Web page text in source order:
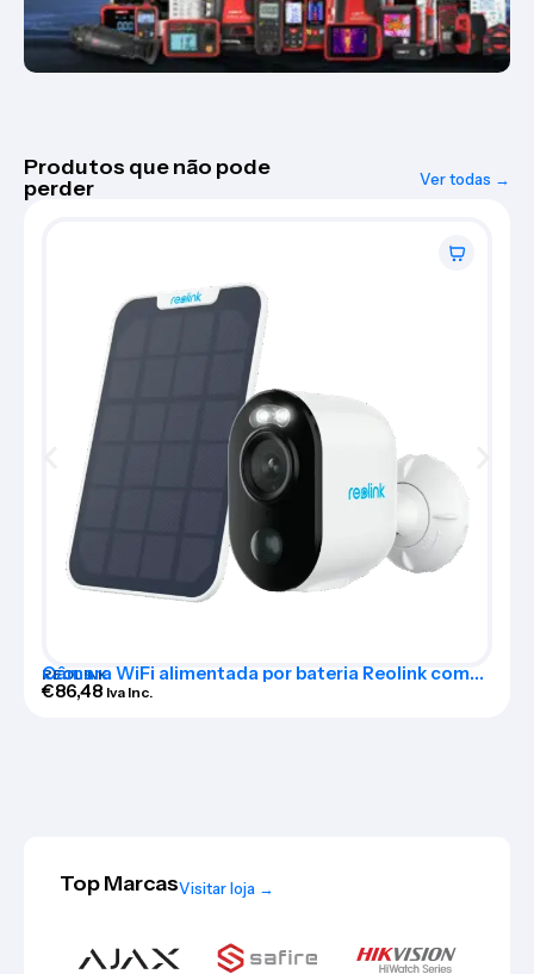
Produtos que não pode
perder
Ver todas →
REOLINK
Câmara WiFi alimentada por bateria Reolink com
painel solar – RL-ARGUS-ECO-B310-SOLARKIT
€86,48 Iva Inc.
Top MarcasVisitar loja →